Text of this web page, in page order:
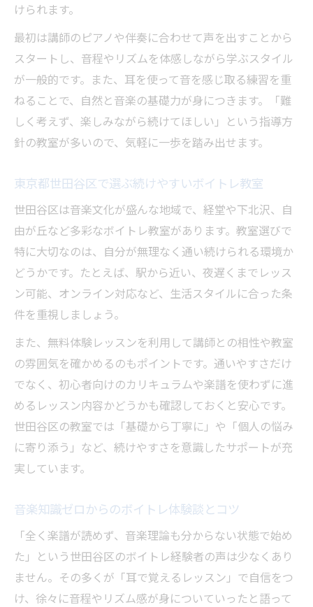
ボイトレで楽譜の基礎を自然に身につける
コツ
東京都世田谷区のボイトレは初心者歓迎が
多い
初心者が知りたい楽譜記号の基礎知識
ボイトレで学ぶ楽譜記号の基本ポイント
シャープやフラットの意味を優しく解説
方法
ナチュラル記号や調号の基礎も丁寧に伝授
ボイトレは何歳からでも始められる安心感
子どもから大人まで楽しめるボイトレの特
年齢別に最適なボイトレレッスンを探そう
初心者や中高年も通いやすい教室の選び方
ボイトレで年齢の壁を越える楽しさを実感
耳の感覚を磨くレッスン選びのポイント
耳の感覚を鍛えるボイトレレッスンの選び
方
ボイトレで音感を育てる実践的なコツ
東京都世田谷区で評判の耳重視ボイトレ教
室
聴く力が伸びるボイトレのステップアップ
けられます。
最初は講師のピアノや伴奏に合わせて声を出すことから
スタートし、音程やリズムを体感しながら学ぶスタイル
が一般的です。また、耳を使って音を感じ取る練習を重
ねることで、自然と音楽の基礎力が身につきます。「難
しく考えず、楽しみながら続けてほしい」という指導方
針の教室が多いので、気軽に一歩を踏み出せます。
東京都世田谷区で選ぶ続けやすいボイトレ教室
世田谷区は音楽文化が盛んな地域で、経堂や下北沢、自
由が丘など多彩なボイトレ教室があります。教室選びで
特に大切なのは、自分が無理なく通い続けられる環境か
どうかです。たとえば、駅から近い、夜遅くまでレッス
ン可能、オンライン対応など、生活スタイルに合った条
件を重視しましょう。
また、無料体験レッスンを利用して講師との相性や教室
の雰囲気を確かめるのもポイントです。通いやすさだけ
でなく、初心者向けのカリキュラムや楽譜を使わずに進
めるレッスン内容かどうかも確認しておくと安心です。
世田谷区の教室では「基礎から丁寧に」や「個人の悩み
に寄り添う」など、続けやすさを意識したサポートが充
実しています。
音楽知識ゼロからのボイトレ体験談とコツ
「全く楽譜が読めず、音楽理論も分からない状態で始め
た」という世田谷区のボイトレ経験者の声は少なくあり
ません。その多くが「耳で覚えるレッスン」で自信をつ
け、徐々に音程やリズム感が身についていったと語って